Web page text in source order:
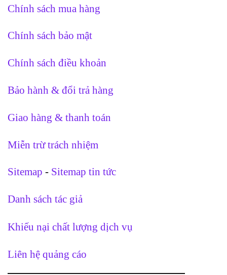
Chính sách mua hàng
Chính sách bảo mật
Chính sách điều khoản
Bảo hành & đổi trả hàng
Giao hàng & thanh toán
Miễn trừ trách nhiệm
Sitemap - Sitemap tin tức
Danh sách tác giả
Khiếu nại chất lượng dịch vụ
Liên hệ quảng cáo